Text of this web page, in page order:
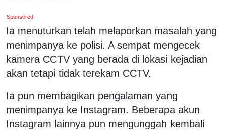
Sponsored
Ia menuturkan telah melaporkan masalah yang
menimpanya ke polisi. A sempat mengecek
kamera CCTV yang berada di lokasi kejadian
akan tetapi tidak terekam CCTV.
Ia pun membagikan pengalaman yang
menimpanya ke Instagram. Beberapa akun
Instagram lainnya pun mengunggah kembali